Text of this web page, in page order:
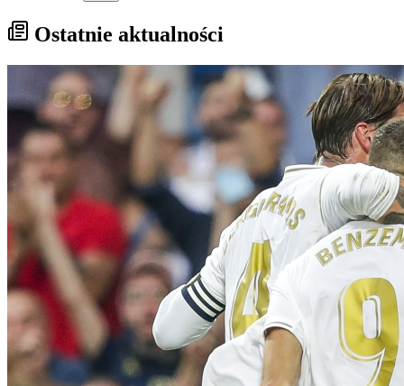
Ostatnie aktualności